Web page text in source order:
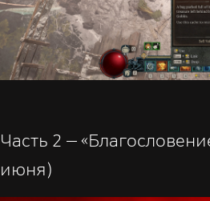
Часть 2 —
июня)